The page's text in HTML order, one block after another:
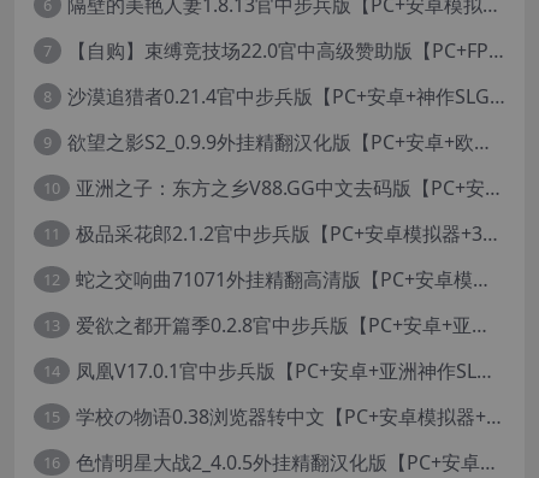
6
7 【自购】束缚竞技场22.0官中高级赞助版【PC+FPS枪战射击/ACT动作/捏人/团队】/Bondage Arena Premium【43.7G】
8 沙漠追猎者0.21.4官中步兵版【PC+安卓+神作SLG/沙盒+画廊全开】/沙漠潜行者/沉沙猎手/Desert Stalker【9.56G】
9 欲望之影S2_0.9.9外挂精翻汉化版【PC+安卓+欧美精品RPG/步兵/沙盒/媚黑/绿帽NTR】/Shadows of Desire【19.2G】
10 亚洲之子：东方之乡V88.GG中文去码版【PC+安卓模拟器+亚洲风QSP/真人SLG/更新/MOD整合版/作者版】/SOA就是个混蛋/【93G】
11 极品采花郎2.1.2官中步兵版【PC+安卓模拟器+3D互动SLG/亚洲/国风+金手指+真全CG存档】/Romantic Escapades【8.3G】
12 蛇之交响曲71071外挂精翻高清版【PC+安卓模拟器+神作RPG+全CG存档+作弊器】/纳迪亚四部曲之四/Symphony of the Serpent【11.3G】
13 爱欲之都开篇季0.2.8官中步兵版【PC+安卓+亚洲神作SLG+画廊全开】/City Lights Love Bites Season 0【21.7G】
14 凤凰V17.0.1官中步兵版【PC+安卓+亚洲神作SLG+高级赞助版+画廊全开】/Phoenixes【6.5G】
15 学校の物语0.38浏览器转中文【PC+安卓模拟器+亚洲风HTML/精品真人沙盒+存档】/学校物语/Gakko No Monogatari - School Story【37G】
16 色情明星大战2_4.0.5外挂精翻汉化版【PC+安卓模拟器+真人卡牌SLG/无码+作弊】/Pornstar Battle II【8.58G】